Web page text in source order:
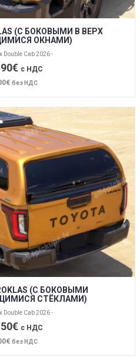
(С БОКОВЫМИ В ВЕРХ
ОКНАМИ)
Double Cab 2026 -
с НДС
без НДС
(С БОКОВЫМИ
СТЁКЛАМИ)
Double Cab 2026 -
с НДС
без НДС